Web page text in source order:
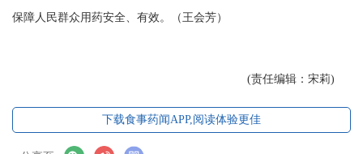
保障人民群众用药安全、有效。（王会芳）
(责任编辑：宋莉)
下载食事药闻APP,阅读体验更佳